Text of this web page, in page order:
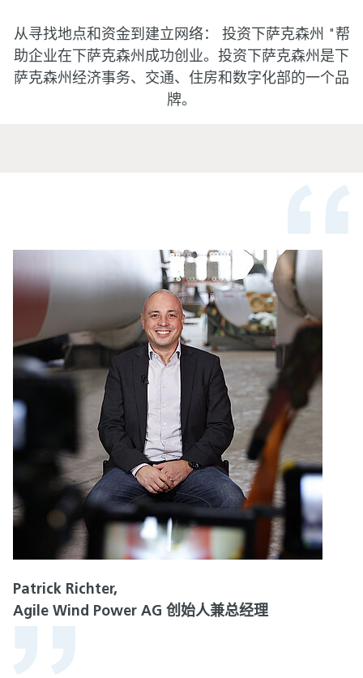
从寻找地点和资金到建立网络： 投资下萨克森州 "帮
助企业在下萨克森州成功创业。投资下萨克森州是下
萨克森州经济事务、交通、住房和数字化部的一个品
牌。
Patrick Richter,
Agile Wind Power AG 创始人兼总经理